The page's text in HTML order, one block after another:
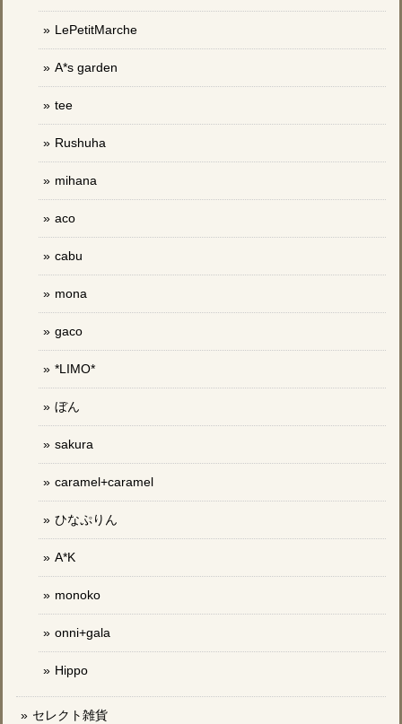
LePetitMarche
A*s garden
tee
Rushuha
mihana
aco
cabu
mona
gaco
*LIMO*
ぼん
sakura
caramel+caramel
ひなぷりん
A*K
monoko
onni+gala
Hippo
セレクト雑貨